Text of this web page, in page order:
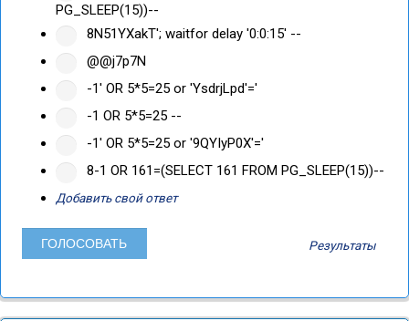
PG_SLEEP(15))--
8N51YXakT'; waitfor delay '0:0:15' --
@@j7p7N
-1' OR 5*5=25 or 'YsdrjLpd'='
-1 OR 5*5=25 --
-1' OR 5*5=25 or '9QYIyP0X'='
8-1 OR 161=(SELECT 161 FROM PG_SLEEP(15))--
Добавить свой ответ
Результаты